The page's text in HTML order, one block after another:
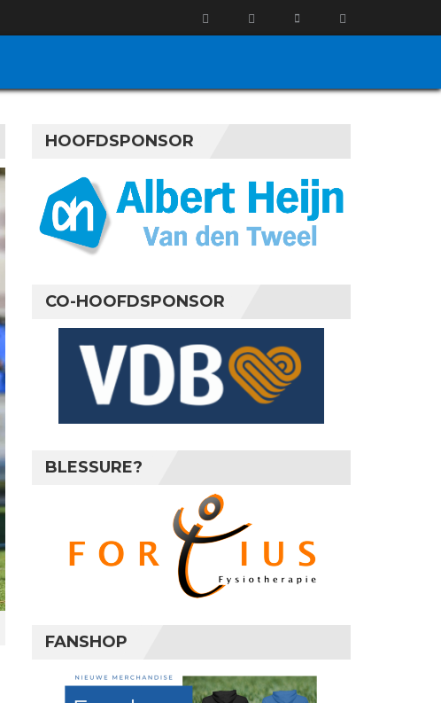
HOOFDSPONSOR
CO-HOOFDSPONSOR
BLESSURE?
FANSHOP